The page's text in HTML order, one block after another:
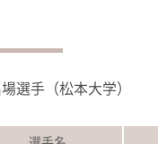
選手（松本大学）